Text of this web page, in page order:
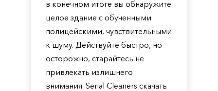
в конечном итоге вы обнаружите
целое здание с обученными
полицейскими, чувствительными
к шуму. Действуйте быстро, но
осторожно, старайтесь не
привлекать излишнего
внимания. Serial Cleaners скачать